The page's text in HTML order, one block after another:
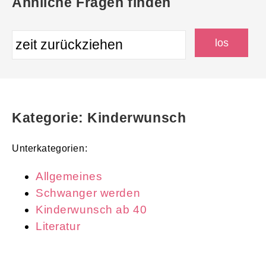
Kategorie: Kinderwunsch
Unterkategorien:
Allgemeines
Schwanger werden
Kinderwunsch ab 40
Literatur